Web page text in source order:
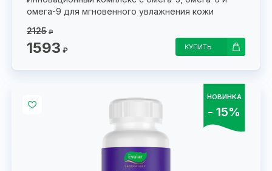
омега-9 для мгновенного увлажнения кожи
2125 ₽
1593 ₽ КУПИТЬ
НОВИНКА
- 15%